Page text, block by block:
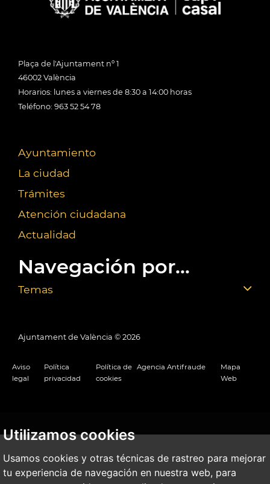
Utilizamos cookies
Usamos cookies y otras técnicas de rastreo para mejorar
tu experiencia de navegación en nuestra web, para
Plaça de l'Ajuntament nº 1
46002 València
Horarios: lunes a viernes de 8:30 a 14:00 horas
Teléfono: 963 52 54 78
Ayuntamiento
La ciudad
Trámites
Atención ciudadana
Actualidad
Navegación por...
Temas
Ajuntament de València © 2026
Aviso
legal
Política
privacidad
Política de
cookies
Agencia Antifraude
Mapa
Web